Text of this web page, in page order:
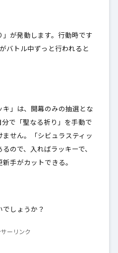
」が発動します。行動時です
バトル中ずっと行われると
」は、開幕のみの抽選とな
分で「聖なる祈り」を手動で
ません。「シビュラスティッ
ので、入ればラッキーで、
新手がカットできる。
でしょうか？
ーリンク